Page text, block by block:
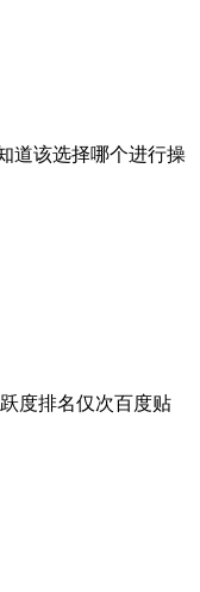
道该选择哪个进行操
度排名仅次百度贴